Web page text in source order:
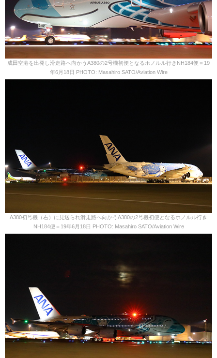
成田空港を出発し滑走路へ向かうA380の2号機初便となるホノルル行きNH184便＝19
年6月18日 PHOTO: Masahiro SATO/Aviation Wire
A380初号機（右）に見送られ滑走路へ向かうA380の2号機初便となるホノルル行き
NH184便＝19年6月18日 PHOTO: Masahiro SATO/Aviation Wire